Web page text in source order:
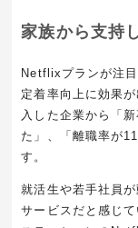
家族から支持
Netflixプランが注
定着率向上に効果
入した企業から「
た」、「離職率が
す。
就活生や若手社員
サービスだと感じ